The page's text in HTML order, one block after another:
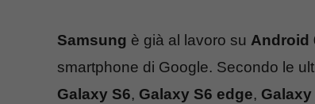
Samsung è già al lavoro su Android
smartphone di Google. Secondo le
Galaxy S6, Galaxy S6 edge,